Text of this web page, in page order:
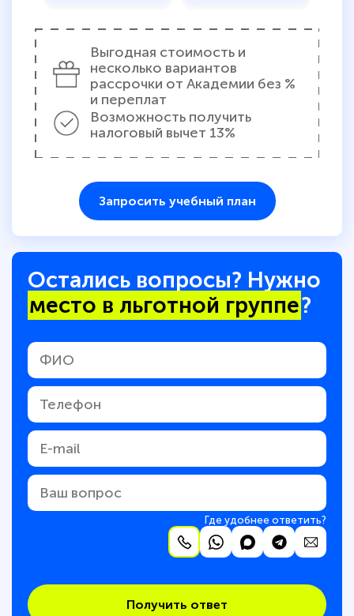
Выгодная стоимость и
несколько вариантов
рассрочки от Академии без %
и переплат
Возможность получить
налоговый вычет 13%
Запросить учебный план
Остались вопросы? Нужно
место в льготной группе?
Где удобнее ответить?
Получить ответ